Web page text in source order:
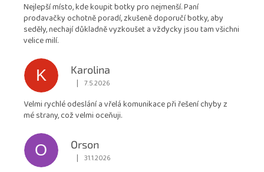
4,9
z
Nejlepší místo, kde koupit botky pro nejmenší. Paní
prodavačky ochotně poradí, zkušeně doporučí botky, aby
seděly, nechají důkladně vyzkoušet a vždycky jsou tam všichni
velice milí.
K
Karolina
Hodnocení obchodu je 5 z 5 hvězdiček.
| 7.5.2026
Velmi rychlé odeslání a vřelá komunikace při řešení chyby z
mé strany, což velmi oceňuji.
O
Orson
Hodnocení obchodu je 5 z 5 hvězdiček.
| 31.1.2026